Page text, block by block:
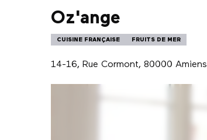
Oz'ange
CUISINE FRANÇAISE FRUITS DE MER
14-16, Rue Cormont, 80000 Amiens